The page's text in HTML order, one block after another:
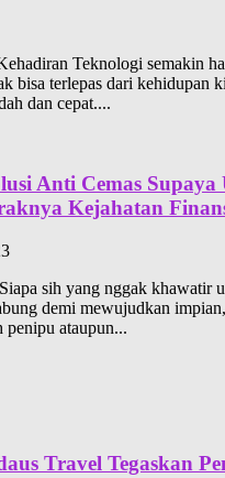
Teknologi semakin
bisa terlepas dari kehidupan
dan cepat....
Anti Cemas Supaya
Kejahatan
sih yang nggak khawatir
demi mewujudkan
penipu ataupun...
Travel Tegaskan